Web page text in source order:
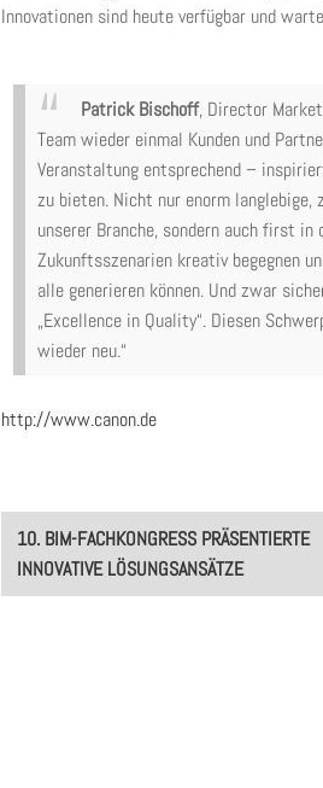
Innovationen sind heute verfügbar und
Patrick Bischoff, Director
Team wieder einmal Kunden und
Veranstaltung entsprechend –
zu bieten. Nicht nur enorm
unserer Branche, sondern auch first
Zukunftsszenarien kreativ begegnen
alle generieren können. Und zwar
„Excellence in Quality“. Diesen
wieder neu.“
http://www.canon.de
Post
navigation
10. BIM-FACHKONGRESS PRÄSENTIERTE
INNOVATIVE LÖSUNGSANSÄTZE